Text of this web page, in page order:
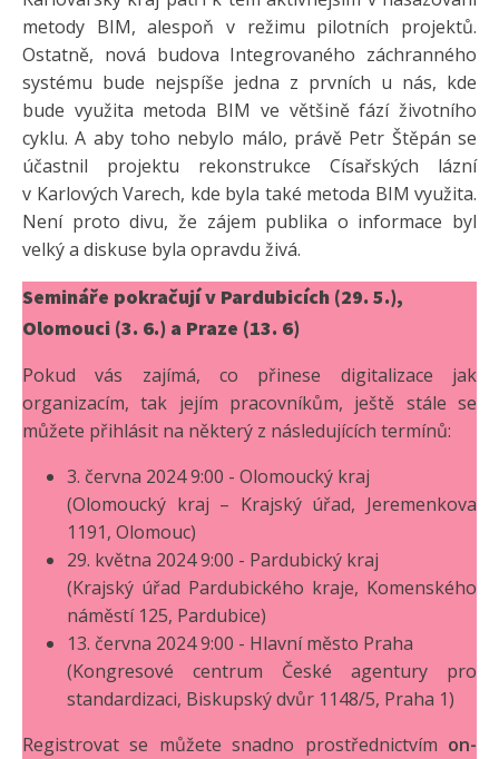
metody BIM, alespoň v režimu pilotních projektů.
Ostatně, nová budova Integrovaného záchranného
systému bude nejspíše jedna z prvních u nás, kde
bude využita metoda BIM ve většině fází životního
cyklu. A aby toho nebylo málo, právě Petr Štěpán se
účastnil projektu rekonstrukce Císařských lázní
v Karlových Varech, kde byla také metoda BIM využita.
Není proto divu, že zájem publika o informace byl
velký a diskuse byla opravdu živá.
Semináře pokračují v Pardubicích (29. 5.),
Olomouci (3. 6.) a Praze (13. 6)
Pokud vás zajímá, co přinese digitalizace jak
organizacím, tak jejím pracovníkům, ještě stále se
můžete přihlásit na některý z následujících termínů:
3. června 2024 9:00 - Olomoucký kraj
(Olomoucký kraj – Krajský úřad, Jeremenkova
1191, Olomouc)
29. května 2024 9:00 - Pardubický kraj
(Krajský úřad Pardubického kraje, Komenského
náměstí 125, Pardubice)
13. června 2024 9:00 - Hlavní město Praha
(Kongresové centrum České agentury pro
standardizaci, Biskupský dvůr 1148/5, Praha 1)
Registrovat se můžete snadno prostřednictvím on-